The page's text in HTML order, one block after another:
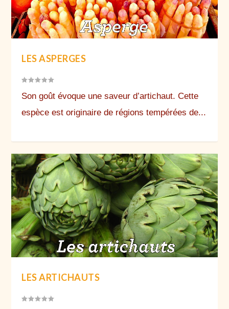
LES ASPERGES
Son goût évoque une saveur d’artichaut. Cette
espèce est originaire de régions tempérées de...
LES ARTICHAUTS